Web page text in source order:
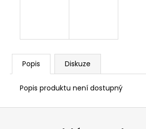
Popis Diskuze
Popis produktu není dostupný
Z